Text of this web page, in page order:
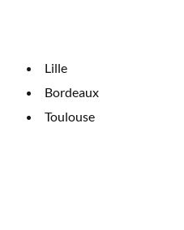
Lille
Bordeaux
Toulouse